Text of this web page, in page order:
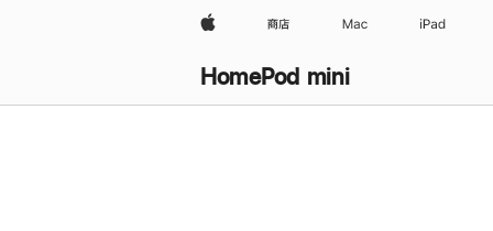
Apple 商店 Mac iPad
HomePod mini